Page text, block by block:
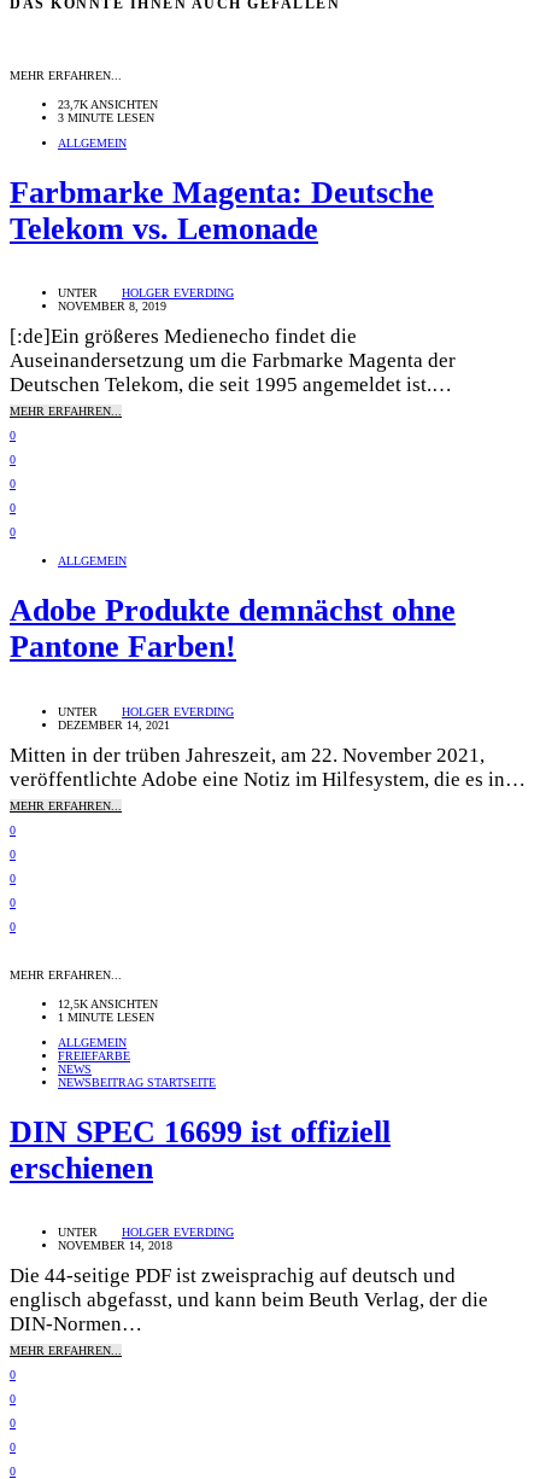
DAS KÖNNTE IHNEN AUCH GEFALLEN
MEHR ERFAHREN...
23,7K ANSICHTEN
3 MINUTE LESEN
ALLGEMEIN
Farbmarke Magenta: Deutsche
Telekom vs. Lemonade
UNTER
HOLGER EVERDING
NOVEMBER 8, 2019
[:de]Ein größeres Medienecho findet die
Auseinandersetzung um die Farbmarke Magenta der
Deutschen Telekom, die seit 1995 angemeldet ist.…
MEHR ERFAHREN...
0
0
0
0
0
ALLGEMEIN
Adobe Produkte demnächst ohne
Pantone Farben!
UNTER
HOLGER EVERDING
DEZEMBER 14, 2021
Mitten in der trüben Jahreszeit, am 22. November 2021,
veröffentlichte Adobe eine Notiz im Hilfesystem, die es in…
MEHR ERFAHREN...
0
0
0
0
0
MEHR ERFAHREN...
12,5K ANSICHTEN
1 MINUTE LESEN
ALLGEMEIN
FREIEFARBE
NEWS
NEWSBEITRAG STARTSEITE
DIN SPEC 16699 ist offiziell
erschienen
UNTER
HOLGER EVERDING
NOVEMBER 14, 2018
Die 44-seitige PDF ist zweisprachig auf deutsch und
englisch abgefasst, und kann beim Beuth Verlag, der die
DIN-Normen…
MEHR ERFAHREN...
0
0
0
0
0